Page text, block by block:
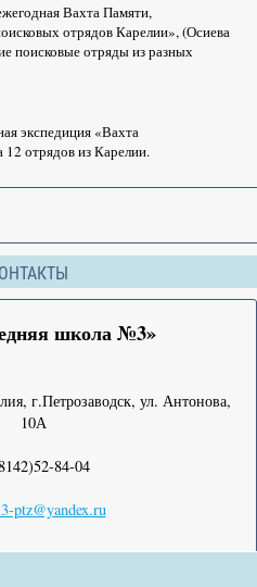
Вахта Памяти,
отрядов Карелии», (Осиева
поисковые отряды из разных
экспедиция «Вахта
12 отрядов из Карелии.
школа №3»
г.Петрозаводск, ул. Антонова,
10А
84-04
ptz@yandex.ru